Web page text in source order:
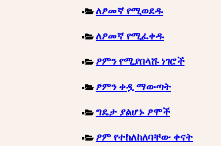
ለፆመኛ የሚወደዱ
ለፆመኛ የሚፈቀዱ
ፆምን የሚያበላሹ ነገሮች
ፆምን ቀዷ ማውጣት
ግዴታ ያልሆኑ ፆሞች
ፆም የተከለከለባቸው ቀናት